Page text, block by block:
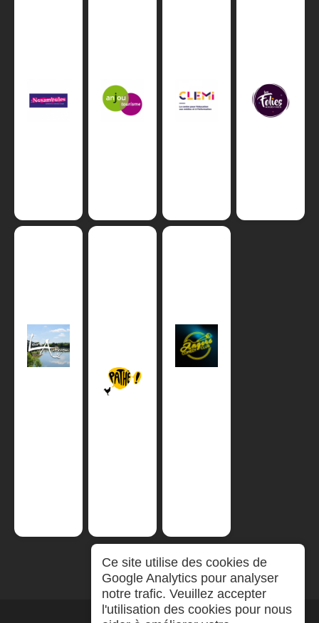
Ce site utilise des cookies de
Google Analytics pour analyser
notre trafic. Veuillez accepter
l'utilisation des cookies pour nous